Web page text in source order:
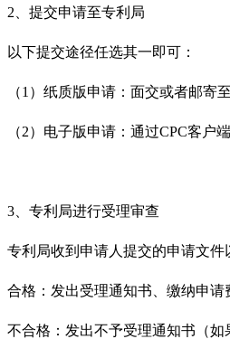
2、提交申请至专利局
以下提交途径任选其一即可：
（1）纸质版申请：面交或者邮寄
（2）电子版申请：通过CPC客
3、专利局进行受理审查
专利局收到申请人提交的申请文
合格：发出受理通知书、缴纳申请
不合格：发出不予受理通知书（